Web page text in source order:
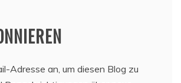
Adresse an, um diesen Blog zu